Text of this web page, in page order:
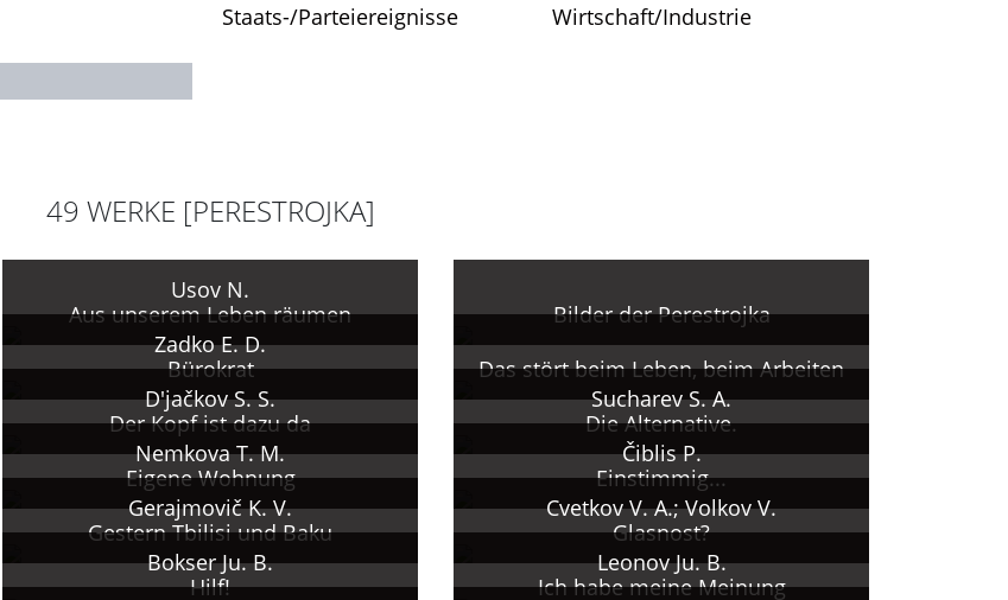
Staats-/Parteiereignisse Wirtschaft/Industrie
49 WERKE [PERESTROJKA]
Usov N.
Aus unserem Leben räumen
Bilder der Perestrojka
Zadko E. D.
Bürokrat
Das stört beim Leben, beim Arbeiten
D'jačkov S. S.
Der Kopf ist dazu da
Sucharev S. A.
Die Alternative.
Nemkova T. M.
Eigene Wohnung
Čiblis P.
Einstimmig...
Gerajmovič K. V.
Gestern Tbilisi und Baku
Cvetkov V. A.; Volkov V.
Glasnost?
Bokser Ju. B.
Hilf!
Leonov Ju. B.
Ich habe meine Meinung